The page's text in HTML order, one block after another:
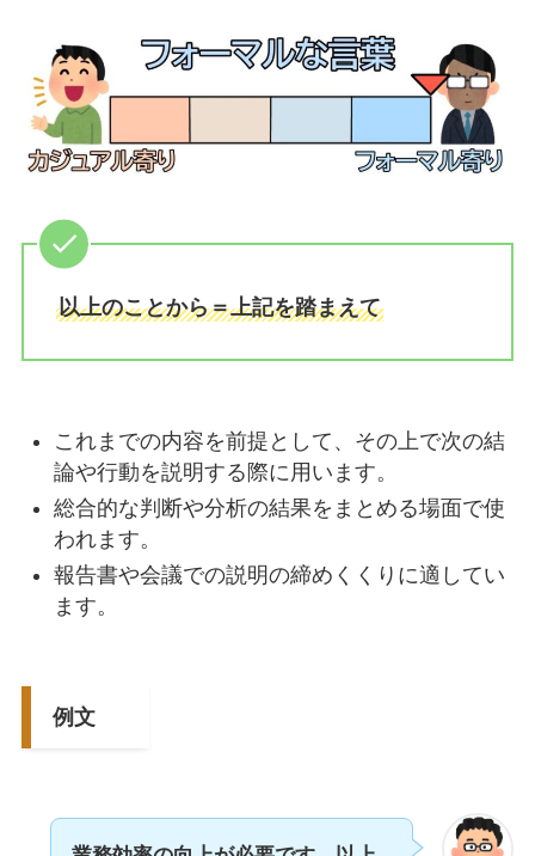
以上のことから＝上記を踏まえて
これまでの内容を前提として、その上で次の結
論や行動を説明する際に用います。
総合的な判断や分析の結果をまとめる場面で使
われます。
報告書や会議での説明の締めくくりに適してい
ます。
例文